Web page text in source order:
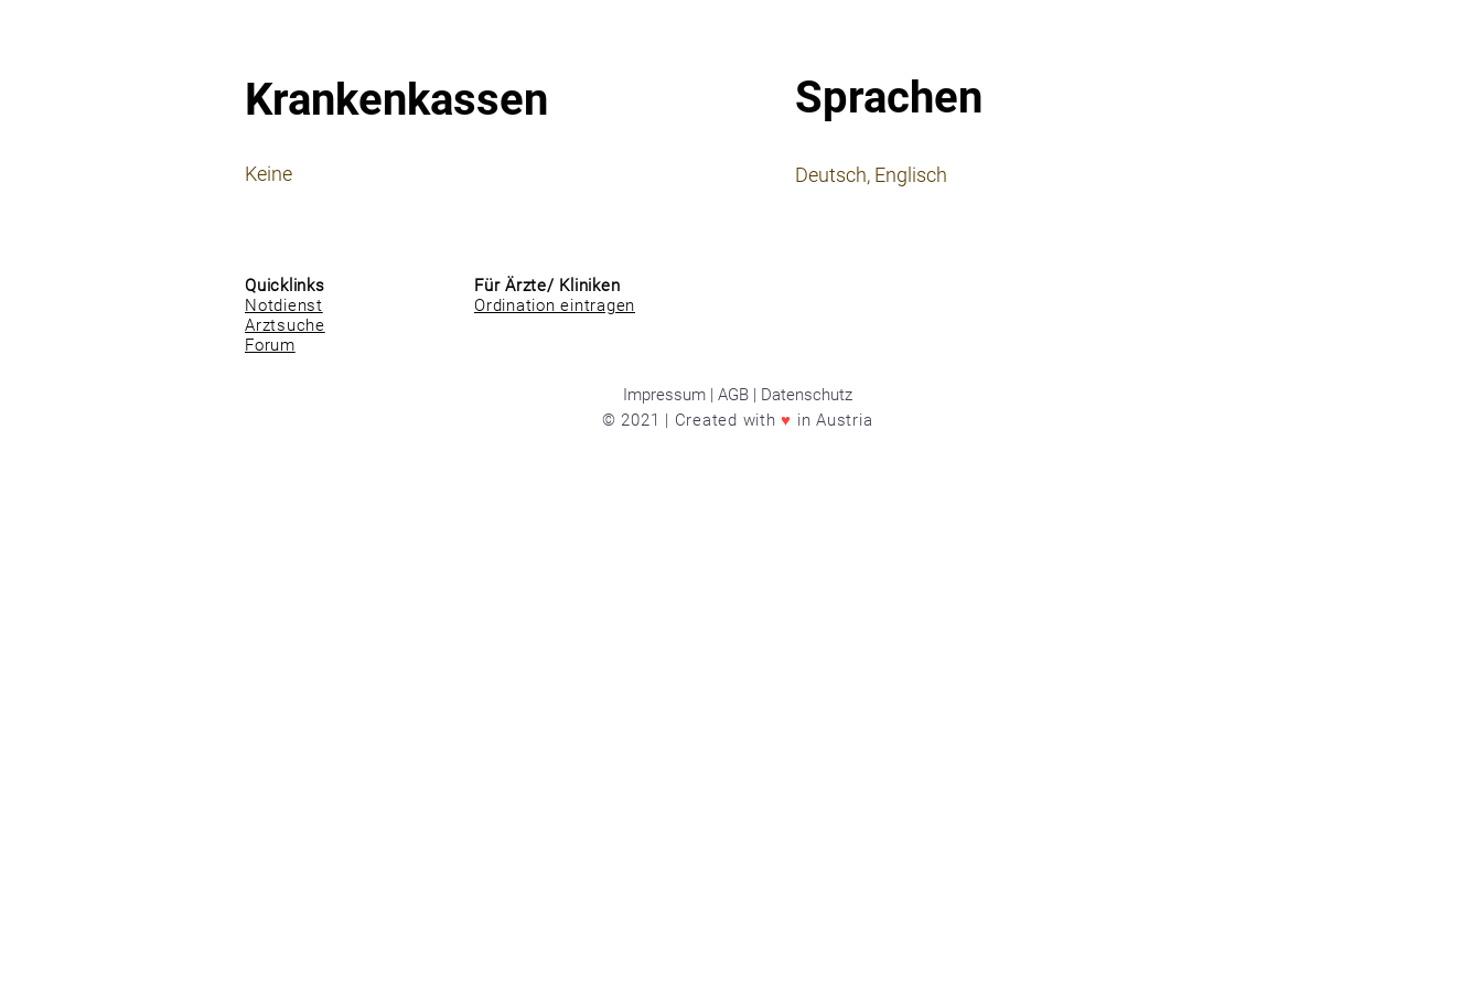
Krankenkassen
Keine
Sprachen
Deutsch, Englisch
Quicklinks
Notdienst
Arztsuche
Forum
Für Ärzte/ Kliniken
Ordination eintragen
Impressum | AGB | Datenschutz
© 2021 | Created with♥ in Austria